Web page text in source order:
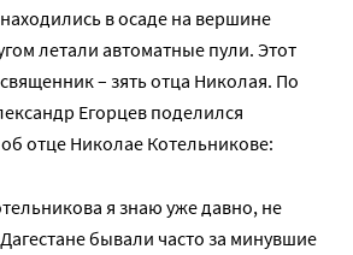
в осаде на вершине
летали автоматные пули. Этот
– зять отца Николая. По
Егорцев поделился
отце Николае Котельникове:
я знаю уже давно, не
бывали часто за минувшие